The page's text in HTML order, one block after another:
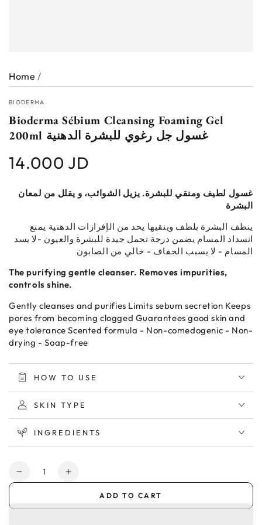
Home /
BIODERMA
Bioderma Sébium Cleansing Foaming Gel
200ml غسول جل رغوي للبشرة الدهنية
Regular
price
14.000 JD
غسول لطيف ومنقي للبشرة. يزيل الشوائب، و يقلل من لمعان
البشرة
ينظف البشرة بلطف وينقيها يحد من الإفرازات الدهنية يمنع
انسداد المسام يضمن درجة تحمل جيدة للبشرة والعيون -لا يسد
المسام - لا يسبب الجفاف - خالي من الصابون
The purifying gentle cleanser. Removes impurities,
controls shine.
Gently cleanses and purifies Limits sebum secretion Keeps
pores from becoming clogged Guarantees good skin and
eye tolerance Scented formula - Non-comedogenic - Non-
drying - Soap-free
HOW TO USE
SKIN TYPE
INGREDIENTS
Quantity
Decrease
Increase
ADD TO CART